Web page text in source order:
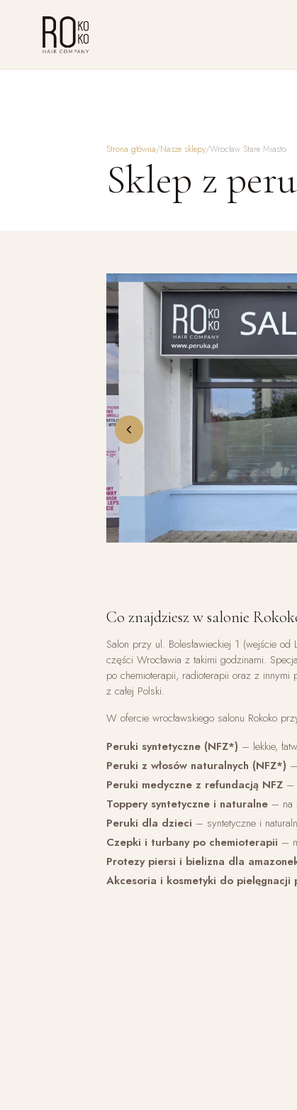
Strona główna/Nasze sklepy/Wrocław Stare Miasto
Sklep z
Co znajdziesz w salonie
Salon przy ul. Bolesławieckiej 1 (wejście
części Wrocławia z takimi godzinami.
po chemioterapii, radioterapii oraz z innymi
z całej Polski.
W ofercie wrocławskiego salonu Rokoko
Peruki syntetyczne (NFZ*) – lekkie,
Peruki z włosów naturalnych (NFZ*)
Peruki medyczne z refundacją NFZ –
Toppery syntetyczne i naturalne – na
Peruki dla dzieci – syntetyczne i
Czepki i turbany po chemioterapii –
Protezy piersi i bielizna dla
Akcesoria i kosmetyki do pielęgnacji